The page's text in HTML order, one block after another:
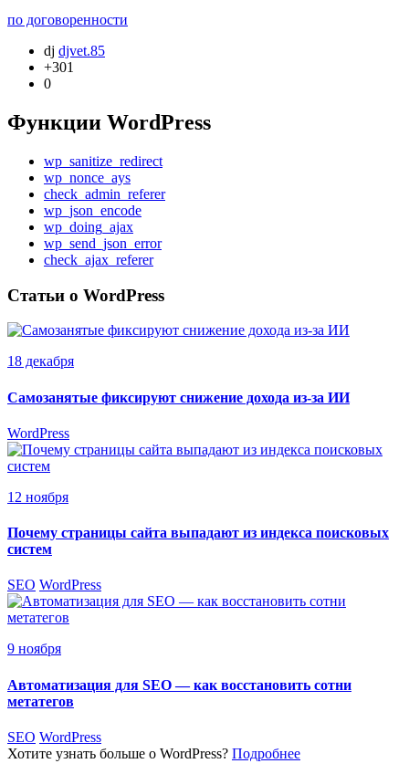
по договоренности
dj djvet.85
+301
0
Функции WordPress
wp_sanitize_redirect
wp_nonce_ays
check_admin_referer
wp_json_encode
wp_doing_ajax
wp_send_json_error
check_ajax_referer
Статьи о WordPress
18 декабря
Самозанятые фиксируют снижение дохода из-за ИИ
WordPress
12 ноября
Почему страницы сайта выпадают из индекса поисковых
систем
SEO WordPress
9 ноября
Автоматизация для SEO — как восстановить сотни
метатегов
SEO WordPress
Хотите узнать больше о WordPress? Подробнее